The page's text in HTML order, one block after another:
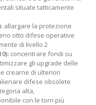
situate tatticamente
allargare la protezione
otto difese operative
di livello 2
concentrare fondi su
gli upgrade delle
crearne di ulteriori
difese obsolete
alta,
con le torri più